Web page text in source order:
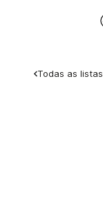
Todas as listas